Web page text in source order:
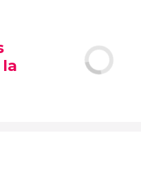
Brooklyn